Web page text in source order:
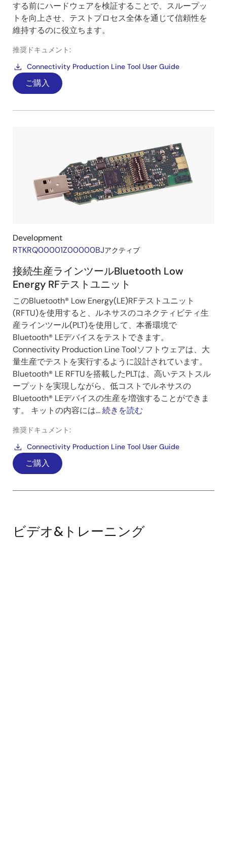
する前にハードウェアを検証することで、スループッ
トを向上させ、テストプロセス全体を通じて信頼性を
維持するのに役立ちます。
推奨ドキュメント:
Connectivity Production Line Tool User Guide
ご購入
Development
RTKRQ00001Z00000BJアクティブ
接続生産ラインツールBluetooth Low
Energy RFテストユニット
このBluetooth® Low Energy(LE)RFテストユニット
(RFTU)を使用すると、ルネサスのコネクティビティ生
産ラインツール(PLT)を使用して、本番環境で
Bluetooth® LEデバイスをテストできます。
Connectivity Production Line Toolソフトウェアは、大
量生産でテストを実行するように設計されています。
Bluetooth® LE RFTUを搭載したPLTは、高いテストスル
ープットを実現しながら、低コストでルネサスの
Bluetooth® LEデバイスの生産を増強することができま
す。 キットの内容には...続きを読む
推奨ドキュメント:
Connectivity Production Line Tool User Guide
ご購入
ビデオ&トレーニング